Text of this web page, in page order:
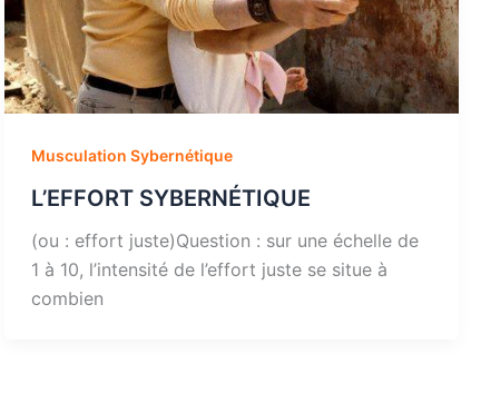
Musculation Sybernétique
L’EFFORT SYBERNÉTIQUE
(ou : effort juste)Question : sur une échelle de
1 à 10, l’intensité de l’effort juste se situe à
combien